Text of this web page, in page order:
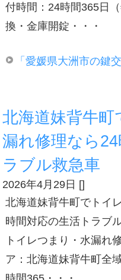
付時間：24時間365日
換・金庫開錠・・・
「愛媛県大洲市の鍵
北海道妹背牛
漏れ修理なら
ラブル救急車
2026年4月29日 []
北海道妹背牛町でトイ
時間対応の生活トラブ
トイレつまり・水漏れ
ア：北海道妹背牛町全